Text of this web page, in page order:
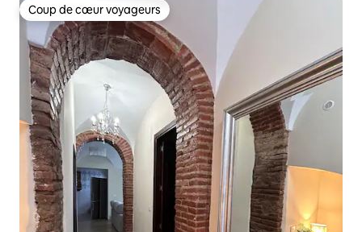
Coup de cœur voyageurs
Coup de cœur voyageurs